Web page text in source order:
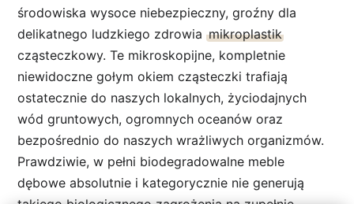
środowiska wysoce niebezpieczny, groźny dla
delikatnego ludzkiego zdrowiamikroplastik
cząsteczkowy. Te mikroskopijne, kompletnie
niewidoczne gołym okiem cząsteczki trafiają
ostatecznie do naszych lokalnych, życiodajnych
wód gruntowych, ogromnych oceanów oraz
bezpośrednio do naszych wrażliwych organizmów.
Prawdziwie, w pełni biodegradowalne meble
dębowe absolutnie i kategorycznie nie generują